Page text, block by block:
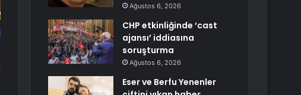
Ağustos 6, 2026
CHP etkinliğinde ‘cast
ajansı’ iddiasına
soruşturma
Ağustos 6, 2026
Eser ve Berfu Yenenler